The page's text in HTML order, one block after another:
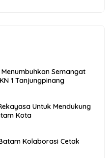
Semangat
1 Tanjungpinang
Untuk Mendukung
Kota
Kolaborasi Cetak